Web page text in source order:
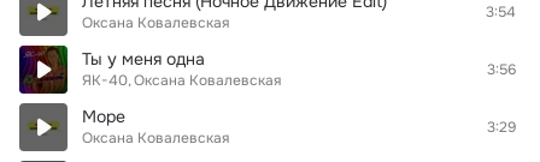
Оксана Ковалевская
3:54
Ты у меня одна
ЯК-40 Оксана Ковалевская
3:56
Море
Оксана Ковалевская
3:29